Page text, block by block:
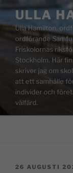
ULLA
Ulla Hamilton,
ordförande
Friskolornas
Stockholm. Här
skriver jag om
att ett samhälle
individer och
välfärd.
26 AUGUSTI